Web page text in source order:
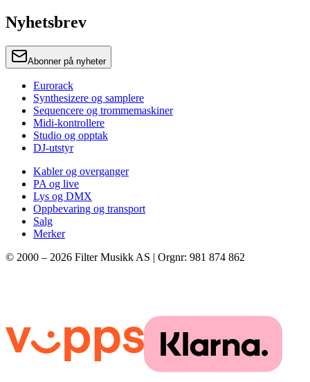
Nyhetsbrev
Abonner på nyheter
Eurorack
Synthesizere og samplere
Sequencere og trommemaskiner
Midi-kontrollere
Studio og opptak
DJ-utstyr
Kabler og overganger
PA og live
Lys og DMX
Oppbevaring og transport
Salg
Merker
© 2000 – 2026 Filter Musikk AS | Orgnr: 981 874 862